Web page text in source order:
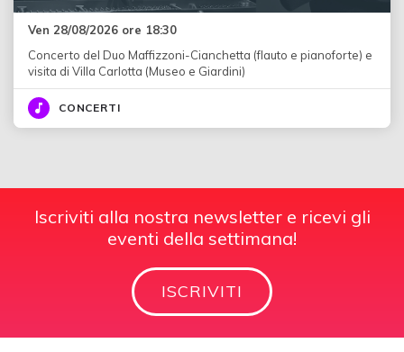
Ven 28/08/2026 ore 18:30
Concerto del Duo Maffizzoni-Cianchetta (flauto e pianoforte) e
visita di Villa Carlotta (Museo e Giardini)
CONCERTI
Iscriviti alla nostra newsletter e ricevi gli
eventi della settimana!
ISCRIVITI